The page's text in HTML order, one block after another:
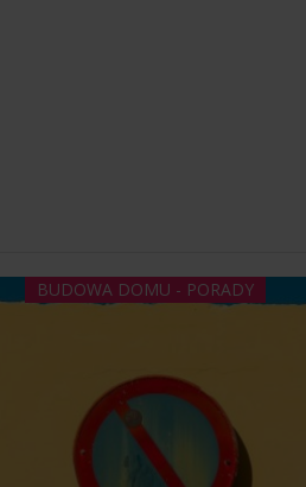
BUDOWA DOMU - PORADY